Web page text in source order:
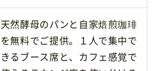
天然酵母のパンと自家焙煎珈琲
を無料でご提供。１人で集中で
きるブース席と、カフェ感覚で